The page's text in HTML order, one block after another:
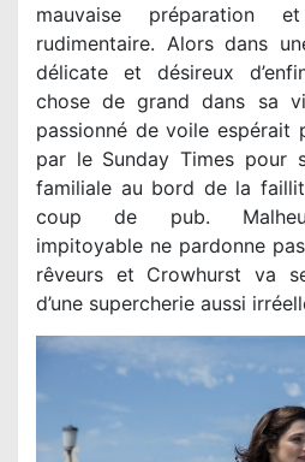
mauvaise préparation
rudimentaire. Alors dans
délicate et désireux
chose de grand dans sa
passionné de voile
par le Sunday Times pour
familiale au bord de la
coup de pub.
impitoyable ne pardonne
rêveurs et Crowhurst va
d’une supercherie aussi